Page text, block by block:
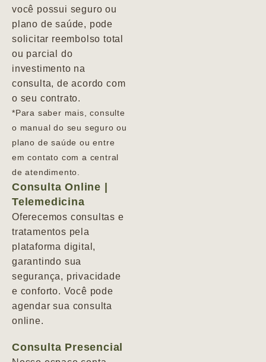
você possui seguro ou
plano de saúde, pode
solicitar reembolso total
ou parcial do
investimento na
consulta, de acordo com
o seu contrato.
*Para saber mais, consulte
o manual do seu seguro ou
plano de saúde ou entre
em contato com a central
de atendimento.
Consulta Online |
Telemedicina
Oferecemos consultas e
tratamentos pela
plataforma digital,
garantindo sua
segurança, privacidade
e conforto. Você pode
agendar sua consulta
online.
Consulta Presencial